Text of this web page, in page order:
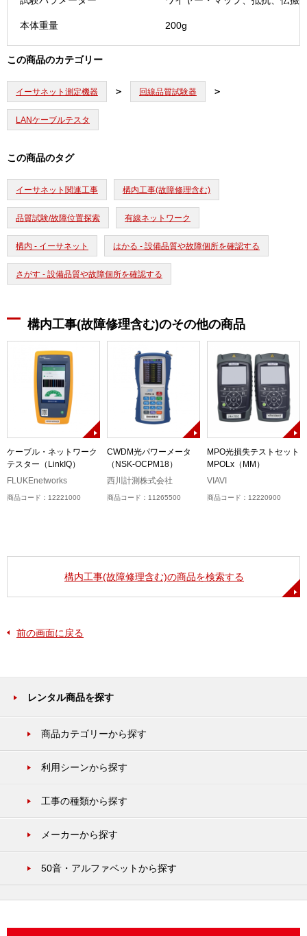
本体重量 200g
この商品のカテゴリー
イーサネット測定機器 回線品質試験器
LANケーブルテスタ
この商品のタグ
イーサネット関連工事 構内工事(故障修理含む)
品質試験/故障位置探索 有線ネットワーク
構内 - イーサネット はかる - 設備品質や故障個所を確認する
さがす - 設備品質や故障個所を確認する
構内工事(故障修理含む)のその他の商品
ケーブル・ネットワーク
テスター（LinkIQ）
FLUKEnetworks
商品コード：12221000
CWDM光パワーメータ
（NSK-OCPM18）
西川計測株式会社
商品コード：11265500
MPO光損失テストセット
MPOLx（MM）
VIAVI
商品コード：12220900
構内工事(故障修理含む)の商品を検索する
前の画面に戻る
レンタル商品を探す
商品カテゴリーから探す
利用シーンから探す
工事の種類から探す
メーカーから探す
50音・アルファベットから探す